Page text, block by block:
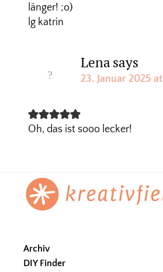
länger! ;o)
lg katrin
Lenasays
23. Januar 2025
Oh, das ist sooo lecker!
Footer
Archiv
DIY Finder